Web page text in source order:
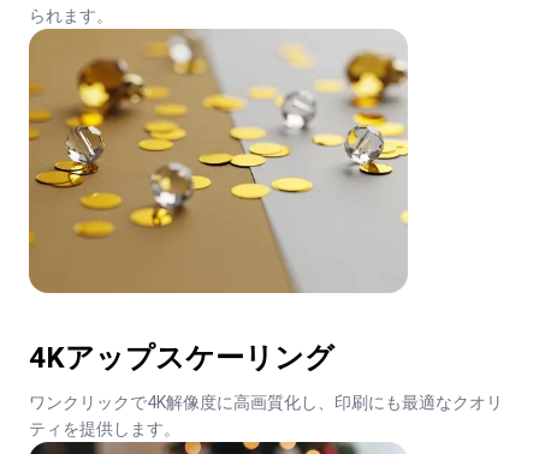
られます。
4Kアップスケーリング
ワンクリックで4K解像度に高画質化し、印刷にも最適なクオリ
ティを提供します。